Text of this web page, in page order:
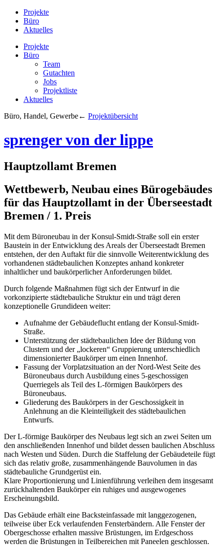
Projekte
Büro
Aktuelles
Projekte
Büro
Team
Gutachten
Jobs
Projektliste
Aktuelles
Büro, Handel, Gewerbe← Projektübersicht
sprenger von der lippe
Hauptzollamt Bremen
Wettbewerb, Neubau eines Bürogebäudes
für das Hauptzollamt in der Überseestadt
Bremen / 1. Preis
Mit dem Büroneubau in der Konsul-Smidt-Straße soll ein erster
Baustein in der Entwicklung des Areals der Überseestadt Bremen
entstehen, der den Auftakt für die sinnvolle Weiterentwicklung des
vorhandenen städtebaulichen Konzeptes anhand konkreter
inhaltlicher und baukörperlicher Anforderungen bildet.
Durch folgende Maßnahmen fügt sich der Entwurf in die
vorkonzipierte städtebauliche Struktur ein und trägt deren
konzeptionelle Grundideen weiter:
Aufnahme der Gebäudeflucht entlang der Konsul-Smidt-
Straße.
Unterstützung der städtebaulichen Idee der Bildung von
Clustern und der „lockeren“ Gruppierung unterschiedlich
dimensionierter Baukörper um einen Innenhof.
Fassung der Vorplatzsituation an der Nord-West Seite des
Büroneubaus durch Ausbildung eines 5-geschossigen
Querriegels als Teil des L-förmigen Baukörpers des
Büroneubaus.
Gliederung des Baukörpers in der Geschossigkeit in
Anlehnung an die Kleinteiligkeit des städtebaulichen
Entwurfs.
Der L-förmige Baukörper des Neubaus legt sich an zwei Seiten um
den anschließenden Innenhof und bildet dessen baulichen Abschluss
nach Westen und Süden. Durch die Staffelung der Gebäudeteile fügt
sich das relativ große, zusammenhängende Bauvolumen in das
städtebauliche Grundgerüst ein.
Klare Proportionierung und Linienführung verleihen dem insgesamt
zurückhaltenden Baukörper ein ruhiges und ausgewogenes
Erscheinungsbild.
Das Gebäude erhält eine Backsteinfassade mit langgezogenen,
teilweise über Eck verlaufenden Fensterbändern. Alle Fenster der
Obergeschosse erhalten massive Brüstungen, im Erdgeschoss
werden die Brüstungen in Teilbereichen mit Paneelen geschlossen.